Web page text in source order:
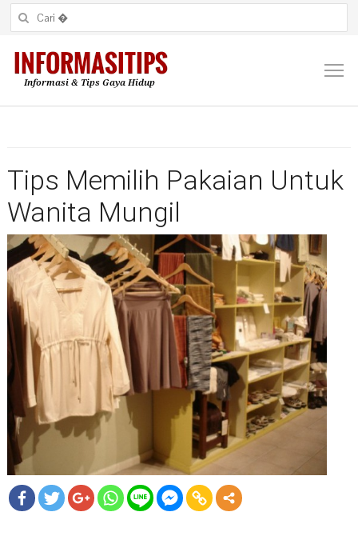
Cari untuk:
Tips Memilih Pakaian Untuk
Wanita Mungil